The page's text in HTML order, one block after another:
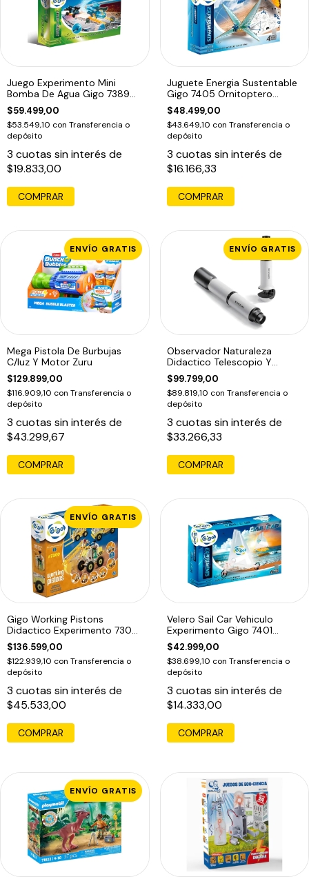
Juego Experimento Mini
Bomba De Agua Gigo 7389
Armar Edu
$59.499,00
$53.549,10 con Transferencia o
depósito
3 cuotas sin interés de
$19.833,00
COMPRAR
Juguete Energia Sustentable
Gigo 7405 Ornitoptero
Armar Edu
$48.499,00
$43.649,10 con Transferencia o
depósito
3 cuotas sin interés de
$16.166,33
COMPRAR
ENVÍO GRATIS
Mega Pistola De Burbujas
C/luz Y Motor Zuru
$129.899,00
$116.909,10 con Transferencia o
depósito
3 cuotas sin interés de
$43.299,67
COMPRAR
ENVÍO GRATIS
Observador Naturaleza
Didactico Telescopio Y
Microscopio
$99.799,00
$89.819,10 con Transferencia o
depósito
3 cuotas sin interés de
$33.266,33
COMPRAR
ENVÍO GRATIS
Gigo Working Pistons
Didactico Experimento 7300
Educando
$136.599,00
$122.939,10 con Transferencia o
depósito
3 cuotas sin interés de
$45.533,00
Velero Sail Car Vehiculo
Experimento Gigo 7401
Educando
$42.999,00
$38.699,10 con Transferencia o
depósito
3 cuotas sin interés de
$14.333,00
COMPRAR
ENVÍO GRATIS